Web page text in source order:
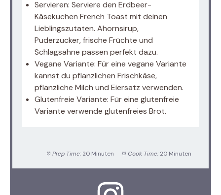
Servieren: Serviere den Erdbeer-
Käsekuchen French Toast mit deinen
Lieblingszutaten. Ahornsirup,
Puderzucker, frische Früchte und
Schlagsahne passen perfekt dazu.
Vegane Variante: Für eine vegane Variante
kannst du pflanzlichen Frischkäse,
pflanzliche Milch und Eiersatz verwenden.
Glutenfreie Variante: Für eine glutenfreie
Variante verwende glutenfreies Brot.
Prep Time: 20 Minuten Cook Time: 20 Minuten